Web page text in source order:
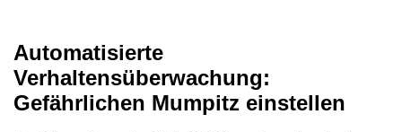
Automatisierte
Verhaltensüberwachung:
Gefährlichen Mumpitz einstellen